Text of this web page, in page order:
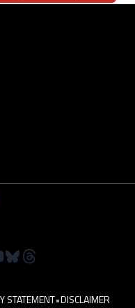
STATEMENT•DISCLAIMER